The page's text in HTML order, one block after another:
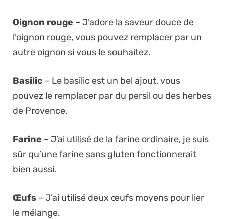
Oignon rouge – J’adore la saveur douce de
l’oignon rouge, vous pouvez remplacer par un
autre oignon si vous le souhaitez.
Basilic – Le basilic est un bel ajout, vous
pouvez le remplacer par du persil ou des herbes
de Provence.
Farine – J’ai utilisé de la farine ordinaire, je suis
sûr qu’une farine sans gluten fonctionnerait
bien aussi.
Œufs – J’ai utilisé deux œufs moyens pour lier
le mélange.